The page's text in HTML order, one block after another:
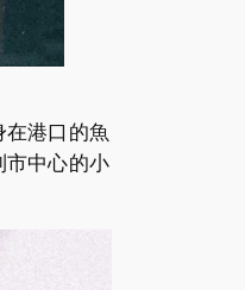
港口的魚
市中心的小